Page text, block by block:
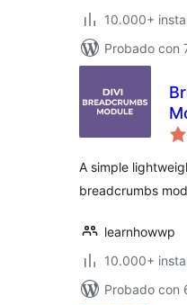
10.000+
Probado con
A simple
breadcrumbs
learnhowwp
10.000+
Probado con